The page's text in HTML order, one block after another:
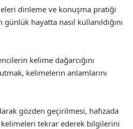
dinleme ve konuşma pratiği
hayatta nasıl kullanıldığını
kelime dağarcığını
kelimelerin anlamlarını
gözden geçirilmesi, hafızada
kelimeleri tekrar ederek bilgilerini